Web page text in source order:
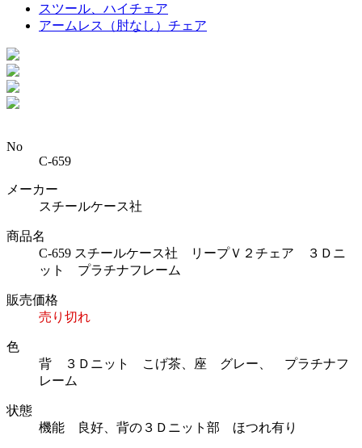
スツール、ハイチェア
アームレス（肘なし）チェア
No
C-659
メーカー
スチールケース社
商品名
C-659 スチールケース社 リープＶ２チェア ３Ｄニ
ット プラチナフレーム
販売価格
売り切れ
色
背 ３Ｄニット こげ茶、座 グレー、 プラチナフ
レーム
状態
機能 良好、背の３Ｄニット部 ほつれ有り